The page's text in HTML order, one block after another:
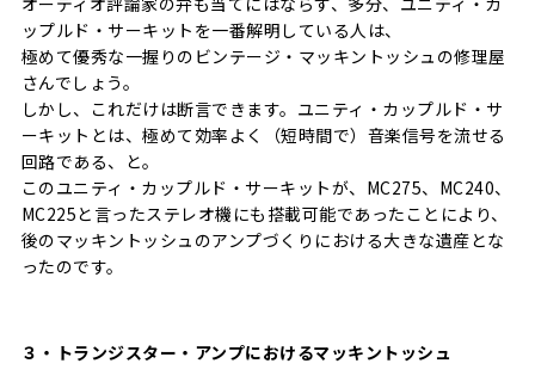
ップルド・サーキットを一番解明している人は、
極めて優秀な一握りのビンテージ・マッキントッシュの修理屋
さんでしょう。
しかし、これだけは断言できます。ユニティ・カップルド・サ
ーキットとは、極めて効率よく（短時間で）音楽信号を流せる
回路である、と。
このユニティ・カップルド・サーキットが、MC275、MC240、
MC225と言ったステレオ機にも搭載可能であったことにより、
後のマッキントッシュのアンプづくりにおける大きな遺産とな
ったのです。
３・トランジスター・アンプにおけるマッキントッシュ